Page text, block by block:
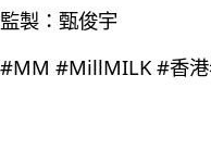
監製：甄俊宇
#MM #MillMILK #香